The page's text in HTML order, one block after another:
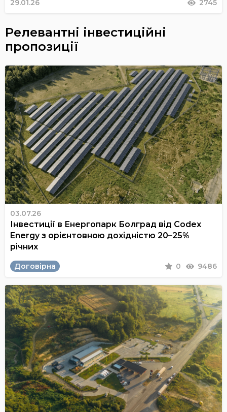
29.01.26 2745
Релевантні інвестиційні
пропозиції
03.07.26
Інвестиції в Енергопарк Болград від Codex
Energy з орієнтовною дохідністю 20–25%
річних
Договірна 0 9486